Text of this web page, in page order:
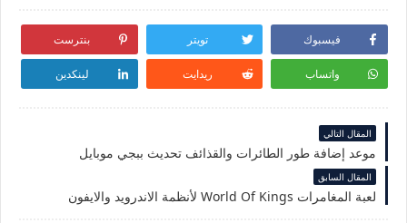
فيسبوك تويتر بنترست
واتساب ريدايت لينكدين
المقال التالي
موعد إضافة طور الطائرات والقذائف تحديث ببجي موبايل
المقال السابق
لعبة المغامرات World Of Kings لأنظمة الاندرويد والايفون